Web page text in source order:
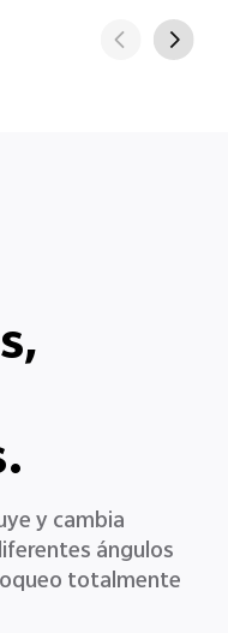
y cambia
ángulos
totalmente